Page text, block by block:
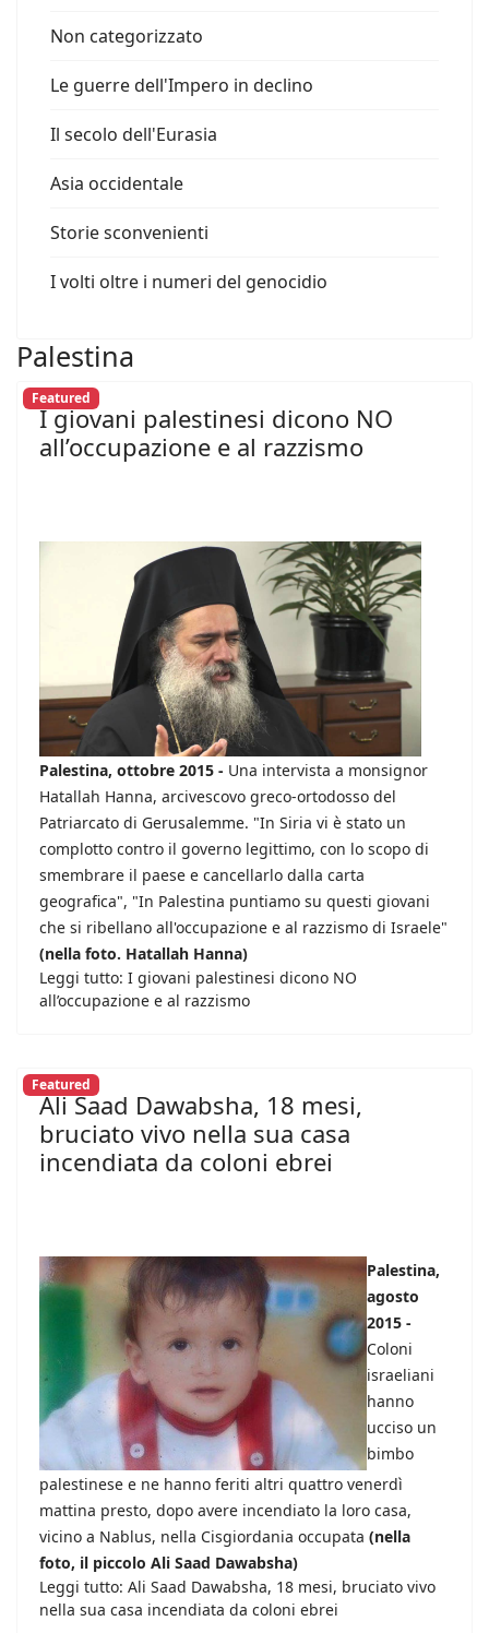
Non categorizzato
Le guerre dell'Impero in declino
Il secolo dell'Eurasia
Asia occidentale
Storie sconvenienti
I volti oltre i numeri del genocidio
Palestina
Featured
I giovani palestinesi dicono NO
all’occupazione e al razzismo
Palestina, ottobre 2015 - Una intervista a monsignor
Hatallah Hanna, arcivescovo greco-ortodosso del
Patriarcato di Gerusalemme. "In Siria vi è stato un
complotto contro il governo legittimo, con lo scopo di
smembrare il paese e cancellarlo dalla carta
geografica", "In Palestina puntiamo su questi giovani
che si ribellano all'occupazione e al razzismo di Israele"
(nella foto. Hatallah Hanna)
Leggi tutto: I giovani palestinesi dicono NO
all’occupazione e al razzismo
Featured
Ali Saad Dawabsha, 18 mesi,
bruciato vivo nella sua casa
incendiata da coloni ebrei
Palestina,
agosto
2015 -
Coloni
israeliani
hanno
ucciso un
bimbo
palestinese e ne hanno feriti altri quattro venerdì
mattina presto, dopo avere incendiato la loro casa,
vicino a Nablus, nella Cisgiordania occupata (nella
foto, il piccolo Ali Saad Dawabsha)
Leggi tutto: Ali Saad Dawabsha, 18 mesi, bruciato vivo
nella sua casa incendiata da coloni ebrei